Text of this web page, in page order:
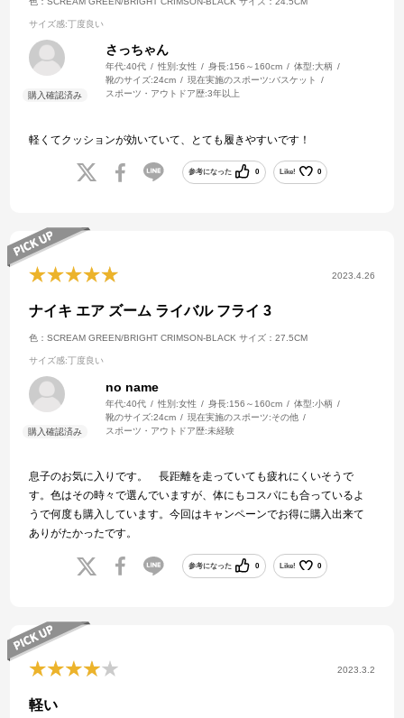
サイズ感:丁度良い
さっちゃん
年代:40代 性別:女性 身長:156～160cm 体型:大柄
靴のサイズ:24cm 現在実施のスポーツ:バスケット
スポーツ・アウトドア歴:3年以上
軽くてクッションが効いていて、とても履きやすいです！
参考になった 0 Like! 0
2023.4.26
ナイキ エア ズーム ライバル フライ 3
色：SCREAM GREEN/BRIGHT CRIMSON-BLACK サイズ：27.5CM
サイズ感:丁度良い
no name
年代:40代 性別:女性 身長:156～160cm 体型:小柄
靴のサイズ:24cm 現在実施のスポーツ:その他
スポーツ・アウトドア歴:未経験
息子のお気に入りです。 長距離を走っていても疲れにくいそうで
す。色はその時々で選んでいますが、体にもコスパにも合っているよ
うで何度も購入しています。今回はキャンペーンでお得に購入出来て
ありがたかったです。
参考になった 0 Like! 0
2023.3.2
軽い